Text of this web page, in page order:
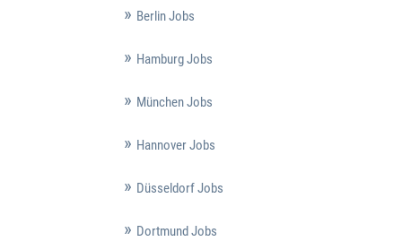
Berlin Jobs
Hamburg Jobs
München Jobs
Hannover Jobs
Düsseldorf Jobs
Dortmund Jobs